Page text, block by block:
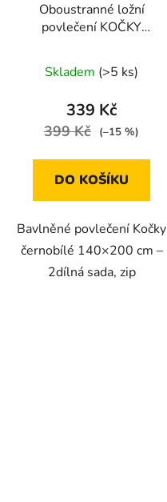
Oboustranné ložní
povlečení KOČKY
cm / 70 × 90 cm
Skladem (>5 ks)
339 Kč
399 Kč (–15 %)
DO KOŠÍKU
Bavlněné povlečení Kočky
černobílé 140×200 cm –
2dílná sada, zip